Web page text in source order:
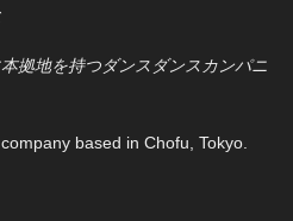
拠地を持つダンスダンスカンパニ
based in Chofu, Tokyo.